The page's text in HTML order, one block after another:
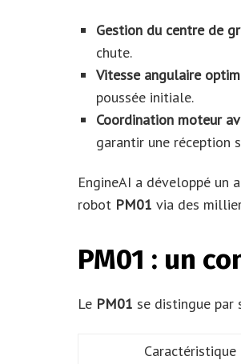
Gestion du centre de
chute.
Vitesse angulaire
poussée initiale.
Coordination moteur
garantir une réception
EngineAI a développé un
robot PM01 via des
PM01 : un
Le PM01 se distingue par
Caractéristique